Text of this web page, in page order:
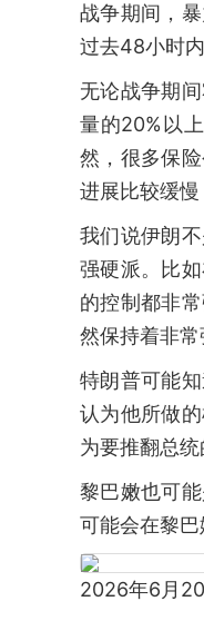
战争期间，
过去48小时
无论战争期
量的20%以
然，很多保
进展比较缓
我们说伊朗
强硬派。比
的控制都非
然保持着非常
特朗普可能
认为他所做
为要推翻总
黎巴嫩也可
可能会在黎巴
2026年6月